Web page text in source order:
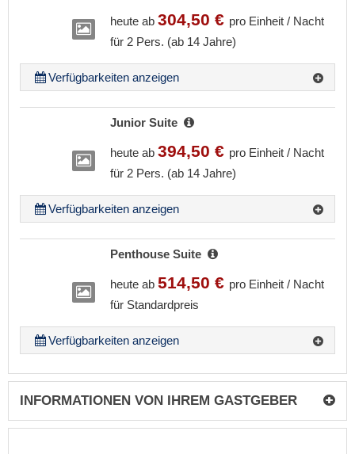
heute ab 304,50 € pro Einheit / Nacht
für 2 Pers. (ab 14 Jahre)
Verfügbarkeiten anzeigen
Junior Suite
heute ab 394,50 € pro Einheit / Nacht
für 2 Pers. (ab 14 Jahre)
Verfügbarkeiten anzeigen
Penthouse Suite
heute ab 514,50 € pro Einheit / Nacht
für Standardpreis
Verfügbarkeiten anzeigen
INFORMATIONEN VON IHREM GASTGEBER